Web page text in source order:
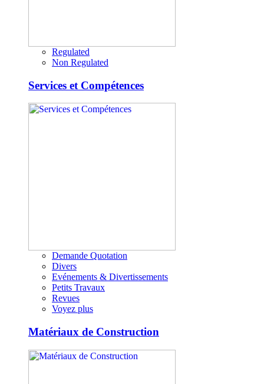
Regulated
Non Regulated
Services et Compétences
Demande Quotation
Divers
Evénements & Divertissements
Petits Travaux
Revues
Voyez plus
Matériaux de Construction